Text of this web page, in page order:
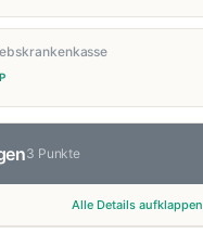
3 Punkte
Alle Details aufklappen